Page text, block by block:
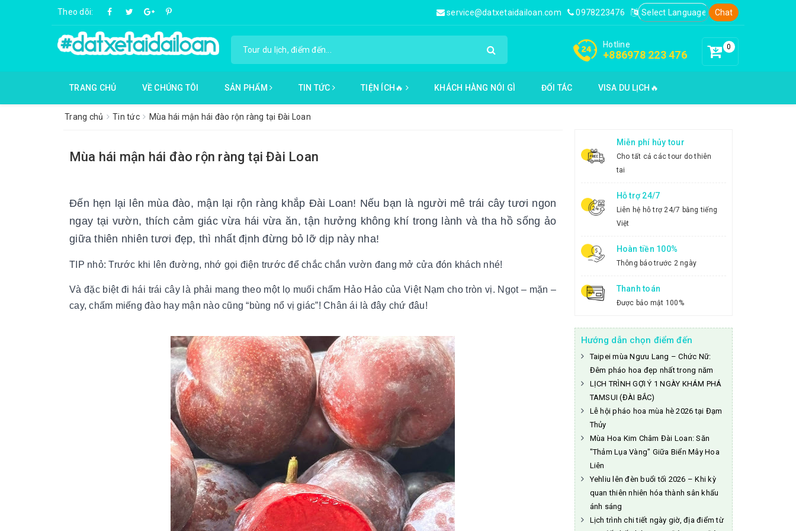
Theo dõi: service@datxetaidailoan.com 0978223476 Chat
0
Hotline
+886978 223 476
TRANG CHỦ VỀ CHÚNG TÔI SẢN PHẨM TIN TỨC TIỆN ÍCH🔥 KHÁCH HÀNG NÓI GÌ ĐỐI TÁC VISA DU LỊCH🔥
Trang chủ Tin tức Mùa hái mận hái đào rộn ràng tại Đài Loan
Mùa hái mận hái đào rộn ràng tại Đài Loan
Đến hẹn lại lên mùa đào, mận lại rộn ràng khắp Đài Loan! Nếu bạn là người mê trái cây tươi ngon
ngay tại vườn, thích cảm giác vừa hái vừa ăn, tận hưởng không khí trong lành và tha hồ sống ảo
giữa thiên nhiên tươi đẹp, thì nhất định đừng bỏ lỡ dịp này nha!
TIP nhỏ: Trước khi lên đường, nhớ gọi điện trước để chắc chắn vườn đang mở cửa đón khách nhé!
Và đặc biệt đi hái trái cây là phải mang theo một lọ muối chấm Hảo Hảo của Việt Nạm cho tròn vị. Ngọt – mặn –
cay, chấm miếng đào hay mận nào cũng “bùng nổ vị giác”! Chân ái là đây chứ đâu!
Miễn phí hủy tour
Cho tất cả các tour do thiên
tai
Hỗ trợ 24/7
Liên hệ hỗ trợ 24/7 bằng tiếng
Việt
Hoàn tiền 100%
Thông báo trước 2 ngày
Thanh toán
Được bảo mật 100%
Hướng dẫn chọn điểm đến
Taipei mùa Ngưu Lang – Chức Nữ:
Đêm pháo hoa đẹp nhất trong năm
LỊCH TRÌNH GỢI Ý 1 NGÀY KHÁM PHÁ
TAMSUI (ĐÀI BẮC)
Lễ hội pháo hoa mùa hè 2026 tại Đạm
Thủy
Mùa Hoa Kim Châm Đài Loan: Săn
"Thảm Lụa Vàng" Giữa Biển Mây Hoa
Liên
Yehliu lên đèn buổi tối 2026 – Khi kỳ
quan thiên nhiên hóa thành sân khấu
ánh sáng
Lịch trình chi tiết ngày giờ, địa điểm từ